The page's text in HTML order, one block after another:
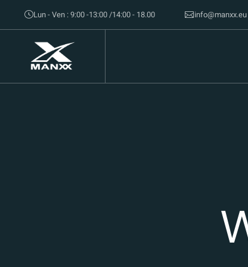
Lun - Ven : 9:00 -13:00 /14:00 - 18.00 info@manxx.eu